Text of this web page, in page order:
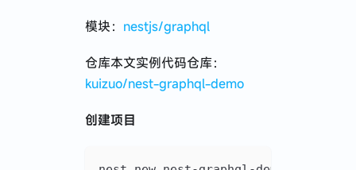
模块： nestjs/graphql
仓库本文实例代码仓库：
kuizuo/nest-graphql-demo
创建项目